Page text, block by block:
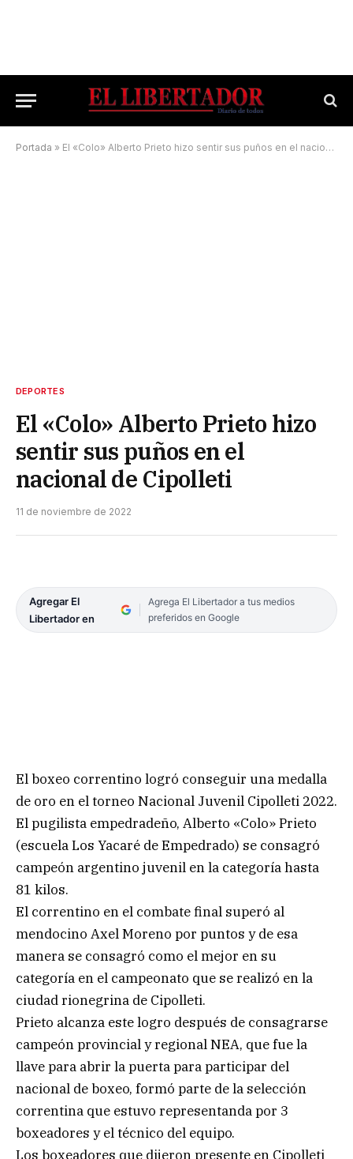
Portada » El «Colo» Alberto Prieto hizo sentir sus puños en el nacional de Cipolleti
DEPORTES
El «Colo» Alberto Prieto hizo
sentir sus puños en el
nacional de Cipolleti
11 de noviembre de 2022
Agregar El
Libertador en
Agrega El Libertador a tus medios
preferidos en Google
El boxeo correntino logró conseguir una medalla
de oro en el torneo Nacional Juvenil Cipolleti 2022.
El pugilista empedradeño, Alberto «Colo» Prieto
(escuela Los Yacaré de Empedrado) se consagró
campeón argentino juvenil en la categoría hasta
81 kilos.
El correntino en el combate final superó al
mendocino Axel Moreno por puntos y de esa
manera se consagró como el mejor en su
categoría en el campeonato que se realizó en la
ciudad rionegrina de Cipolleti.
Prieto alcanza este logro después de consagrarse
campeón provincial y regional NEA, que fue la
llave para abrir la puerta para participar del
nacional de boxeo, formó parte de la selección
correntina que estuvo representanda por 3
boxeadores y el técnico del equipo.
Los boxeadores que dijeron presente en Cipolleti